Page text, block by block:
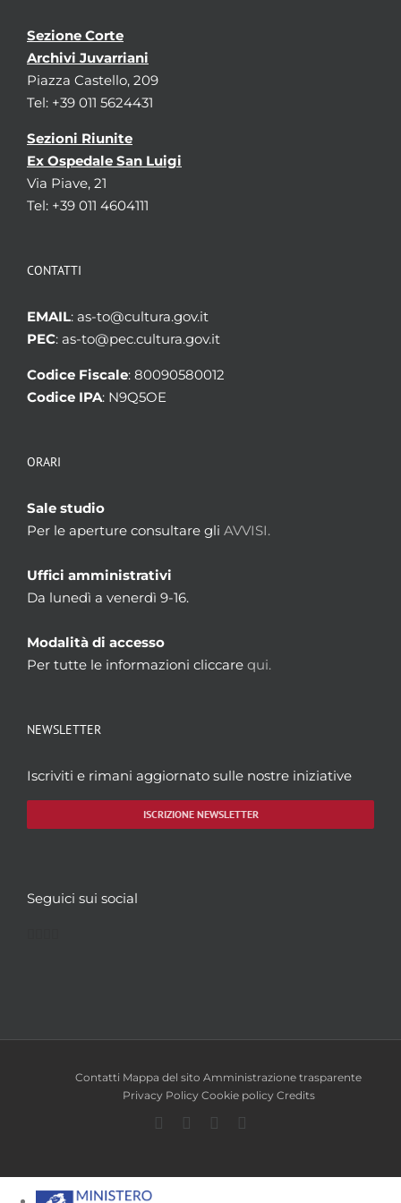
Sezione Corte
Archivi Juvarriani
Piazza Castello, 209
Tel: +39 011 5624431
Sezioni Riunite
Ex Ospedale San Luigi
Via Piave, 21
Tel: +39 011 4604111
CONTATTI
EMAIL: as-to@cultura.gov.it
PEC: as-to@pec.cultura.gov.it
Codice Fiscale: 80090580012
Codice IPA: N9Q5OE
ORARI
Sale studio
Per le aperture consultare gli AVVISI.
Uffici amministrativi
Da lunedì a venerdì 9-16.
Modalità di accesso
Per tutte le informazioni cliccare qui.
NEWSLETTER
Iscriviti e rimani aggiornato sulle nostre iniziative
ISCRIZIONE NEWSLETTER
Seguici sui social
Contatti Mappa del sito Amministrazione trasparente
Privacy Policy Cookie policy Credits
Facebook
TwitterYouTube